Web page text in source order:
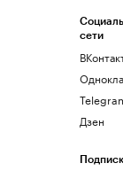
сети
Дзен